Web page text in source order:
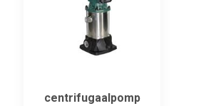
centrifugaalpomp